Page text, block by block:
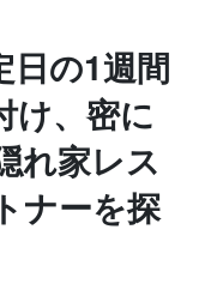
日の1週間
け、密に
れ家レス
ナーを探